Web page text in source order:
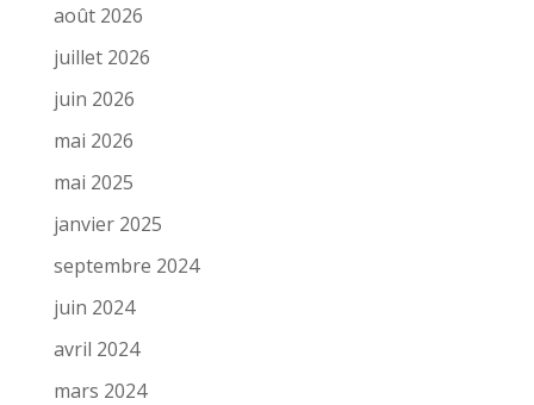
août 2026
juillet 2026
juin 2026
mai 2026
mai 2025
janvier 2025
septembre 2024
juin 2024
avril 2024
mars 2024